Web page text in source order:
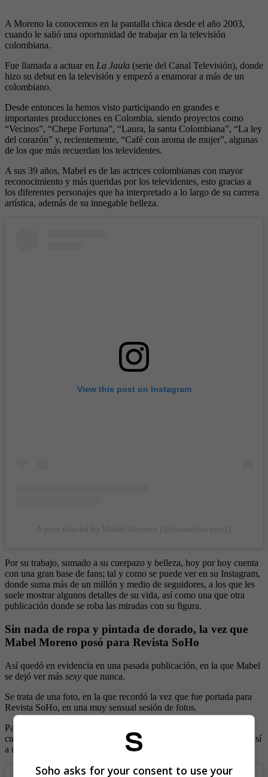
A Moreno la conocemos en la pantalla chica desde el año 2003,
cuando le salió una oportunidad de trabajar en la televisión
colombiana.
Fue llamada a actuar en La Jaula (serie del Canal Televisión), donde
hizo su debut en la televisión y empezó a enamorar a más de un
colombiano.
Desde entonces la hemos visto participando en grandes e
importantes producciones en Colombia, siendo proyectos como
“Vecinos”, “Chepe Fortuna”, “Laura, la santa Colombiana”, “La ley
del corazón” y, recientemente, “Café con aroma de mujer”, algunas
de los que más recuerdan los televidentes.
A sus 39 años, Mabel es de las actrices colombianas con mayor
reconocimiento y más queridas por los televidentes, esto gracias a
los diferentes personajes que ha interpretado a lo largo de su carrera
artística, además de su innegable belleza.
View this post on Instagram
Por su trabajo, sumado a su cuerpazo y belleza, hoy por hoy cuenta
con una gran base de fans; tal y como se puede ver en su Instagram,
donde suma más de un millón y medio de seguidores, a los que les
suele mostrar algunos detalles de su vida, así como una que otra
publicación donde se roba las miradas con su figura.
Sin nada de ropa y pintada de dorado, la vez que
Mabel Moreno posó para Revista SoHo
Así quedó en evidencia en una pasada publicación, en la que Mabel
se dejó ver más sexy que nunca.
Se trata de una foto, en la que recordó la vez que fue portada para
Revista SoHo, en una muy sensual sesión de fotos.
Para la imagen, Moreno posó como Dios la trajo al mundo, solo
cubriendo parte de su cuerpo con una pintura dorada, cautivando así
a muchos.
Soho asks for your consent to use your